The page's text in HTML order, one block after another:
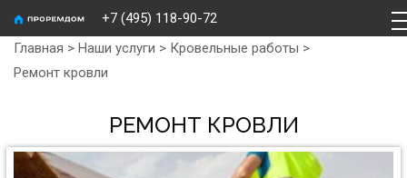
+7 (495) 118-90-72
Главная > Наши услуги > Кровельные работы >
Ремонт кровли
РЕМОНТ КРОВЛИ